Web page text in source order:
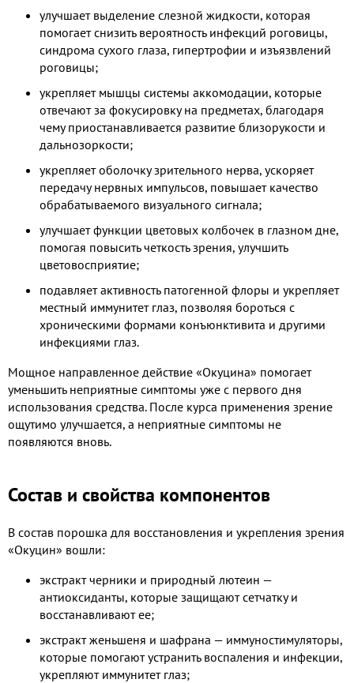
улучшает выделение слезной жидкости, которая
помогает снизить вероятность инфекций роговицы,
синдрома сухого глаза, гипертрофии и изъязвлений
роговицы;
укрепляет мышцы системы аккомодации, которые
отвечают за фокусировку на предметах, благодаря
чему приостанавливается развитие близорукости и
дальнозоркости;
укрепляет оболочку зрительного нерва, ускоряет
передачу нервных импульсов, повышает качество
обрабатываемого визуального сигнала;
улучшает функции цветовых колбочек в глазном дне,
помогая повысить четкость зрения, улучшить
цветовосприятие;
подавляет активность патогенной флоры и укрепляет
местный иммунитет глаз, позволяя бороться с
хроническими формами конъюнктивита и другими
инфекциями глаз.
Мощное направленное действие «Окуцина» помогает
уменьшить неприятные симптомы уже с первого дня
использования средства. После курса применения зрение
ощутимо улучшается, а неприятные симптомы не
появляются вновь.
Состав и свойства компонентов
В состав порошка для восстановления и укрепления зрения
«Окуцин» вошли:
экстракт черники и природный лютеин —
антиоксиданты, которые защищают сетчатку и
восстанавливают ее;
экстракт женьшеня и шафрана — иммуностимуляторы,
которые помогают устранить воспаления и инфекции,
укрепляют иммунитет глаз;